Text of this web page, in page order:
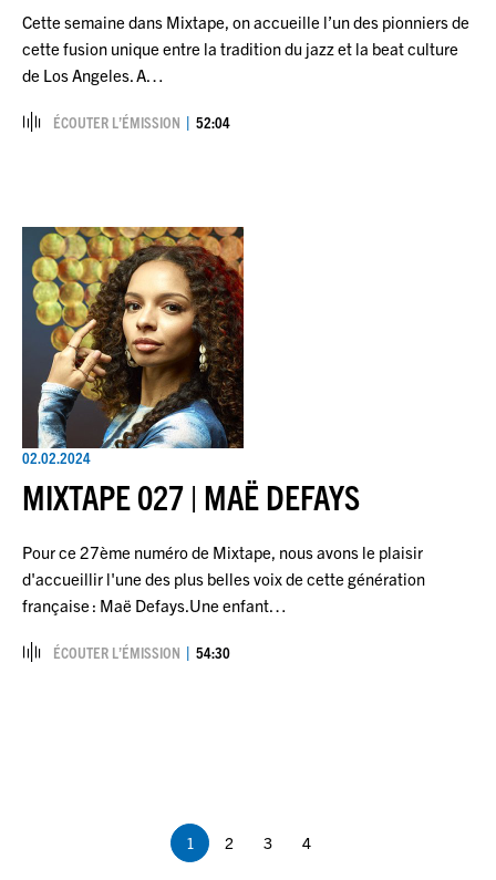
Cette semaine dans Mixtape, on accueille l’un des pionniers de
cette fusion unique entre la tradition du jazz et la beat culture
de Los Angeles. A…
ÉCOUTER L’ÉMISSION 52:04
02.02.2024
MIXTAPE 027 | MAË DEFAYS
Pour ce 27ème numéro de Mixtape, nous avons le plaisir
d'accueillir l'une des plus belles voix de cette génération
française : Maë Defays.Une enfant…
ÉCOUTER L’ÉMISSION 54:30
Page
courante
1 Page
2 Page
3 Page
4